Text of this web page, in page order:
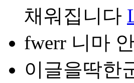
채워집니다
fwerr 니마
이글을딱한